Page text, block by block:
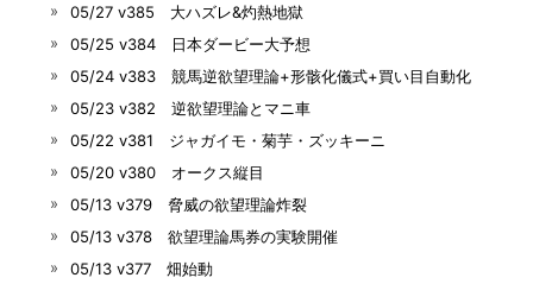
05/27 v385 大ハズレ&灼熱地獄
05/25 v384 日本ダービー大予想
05/24 v383 競馬逆欲望理論+形骸化儀式+買い目自動化
05/23 v382 逆欲望理論とマニ車
05/22 v381 ジャガイモ・菊芋・ズッキーニ
05/20 v380 オークス縦目
05/13 v379 脅威の欲望理論炸裂
05/13 v378 欲望理論馬券の実験開催
05/13 v377 畑始動